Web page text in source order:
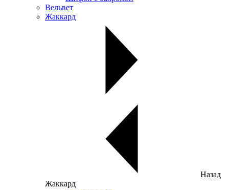
Вельвет
Жаккард
Назад
Жаккард